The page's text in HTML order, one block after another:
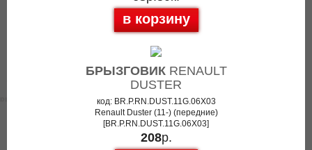
в корзину
БРЫЗГОВИКRENAULT
DUSTER
код: BR.P.RN.DUST.11G.06X03
Renault Duster (11-) (передние)
[BR.P.RN.DUST.11G.06X03]
208р.